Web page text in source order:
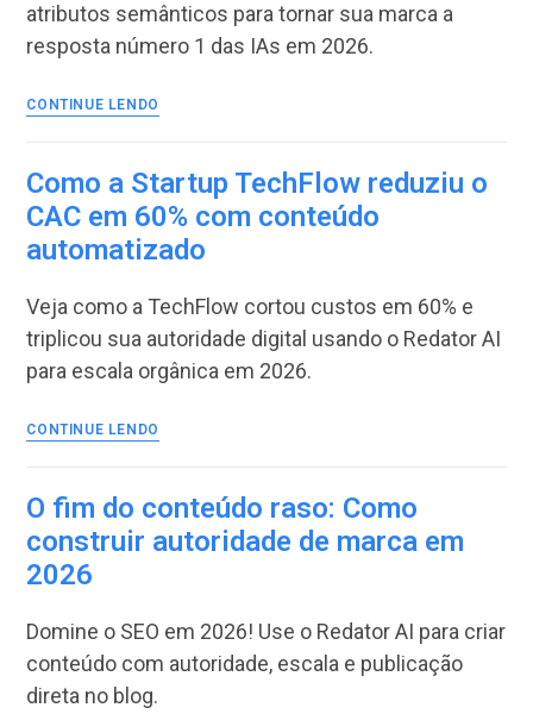
resultados
para
atributos semânticos para tornar sua marca a
resposta número 1 das IAs em 2026.
CONTINUE LENDO
que
Google
e
o
ChatGPT
conteúdos
A
ciência
em
Como a Startup TechFlow reduziu o
CAC em 60% com conteúdo
automatizado
Veja como a TechFlow cortou custos em 60% e
triplicou sua autoridade digital usando o Redator AI
para escala orgânica em 2026.
CONTINUE LENDO
a
TechFlow
reduziu
o
conteúdo
O fim do conteúdo raso: Como
construir autoridade de marca em
2026
Domine o SEO em 2026! Use o Redator AI para criar
conteúdo com autoridade, escala e publicação
direta no blog.